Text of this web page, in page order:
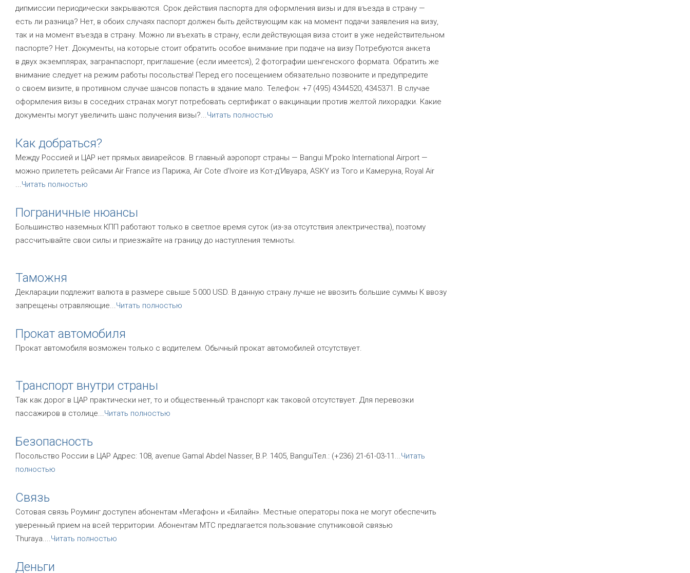
дипмиссии периодически закрываются. Срок действия паспорта для оформления визы и для въезда в страну —
есть ли разница? Нет, в обоих случаях паспорт должен быть действующим как на момент подачи заявления на визу,
так и на момент въезда в страну. Можно ли въехать в страну, если действующая виза стоит в уже недействительном
паспорте? Нет. Документы, на которые стоит обратить особое внимание при подаче на визу Потребуются анкета
в двух экземплярах, загранпаспорт, приглашение (если имеется), 2 фотографии шенгенского формата. Обратить же
внимание следует на режим работы посольства! Перед его посещением обязательно позвоните и предупредите
о своем визите, в противном случае шансов попасть в здание мало. Телефон: +7 (495) 4344520, 4345371. В случае
оформления визы в соседних странах могут потребовать сертификат о вакцинации против желтой лихорадки. Какие
документы могут увеличить шанс получения визы?...Читать полностью
Как добраться?
Между Россией и ЦАР нет прямых авиарейсов. В главный аэропорт страны — Bangui M’poko International Airport —
можно прилететь рейсами Air France из Парижа, Air Cote d’Ivoire из Кот-д'Ивуара, ASKY из Того и Камеруна, Royal Air
...Читать полностью
Пограничные нюансы
Большинство наземных КПП работают только в светлое время суток (из-за отсутствия электричества), поэтому
рассчитывайте свои силы и приезжайте на границу до наступления темноты.
Таможня
Декларации подлежит валюта в размере свыше 5 000 USD. В данную страну лучше не ввозить большие суммы К ввозу
запрещены отравляющие...Читать полностью
Прокат автомобиля
Прокат автомобиля возможен только с водителем. Обычный прокат автомобилей отсутствует.
Транспорт внутри страны
Так как дорог в ЦАР практически нет, то и общественный транспорт как таковой отсутствует. Для перевозки
пассажиров в столице...Читать полностью
Безопасность
Посольство России в ЦАР Адрес: 108, avenue Gamal Abdel Nasser, B.P. 1405, BanguiТел.: (+236) 21-61-03-11 ...Читать
полностью
Связь
Сотовая связь Роуминг доступен абонентам «Мегафон» и «Билайн». Местные операторы пока не могут обеспечить
уверенный прием на всей территории. Абонентам МТС предлагается пользование спутниковой связью
Thuraya....Читать полностью
Деньги